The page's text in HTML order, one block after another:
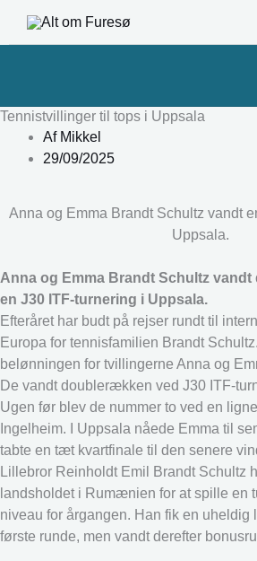
Tennistvillinger til tops i Uppsala
AfMikkel
29/09/2025
Anna og Emma Brandt Schultz vandt
Uppsala.
Anna og Emma Brandt Schultz
en J30 ITF-turnering i Uppsala.
Efteråret har budt på rejser rundt til
Europa for tennisfamilien Brandt
belønningen for tvillingerne Anna og
De vandt doublerækken ved J30 ITF-
Ugen før blev de nummer to ved en
Ingelheim. I Uppsala nåede Emma til
tabte en tæt kvartfinale til den senere
Lillebror Reinholdt Emil Brandt Schultz
landsholdet i Rumænien for at spille en
niveau for årgangen. Han fik en
første runde, men vandt derefter